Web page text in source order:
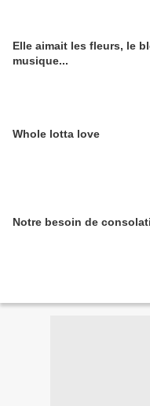
Elle aimait les fleurs, le
musique...
Whole lotta love
Notre besoin de